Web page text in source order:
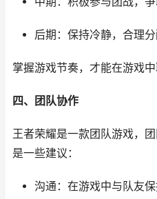
后期：保持冷静，合理分
掌握游戏节奏，才能在游戏中
四、团队协作
王者荣耀是一款团队游戏，
是一些建议：
沟通：在游戏中与队友